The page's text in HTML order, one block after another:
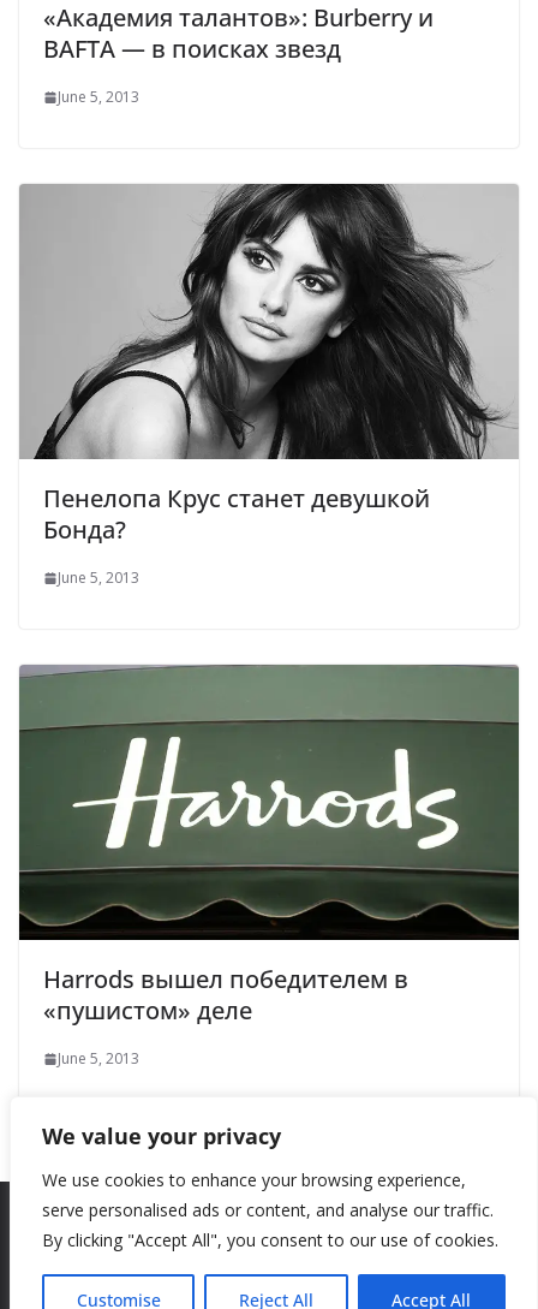
We value your privacy
We use cookies to enhance your browsing experience,
serve personalised ads or content, and analyse our traffic.
By clicking "Accept All", you consent to our use of cookies.
Customise Reject All Accept All
«Академия талантов»: Burberry и
BAFTA — в поисках звезд
June 5, 2013
Пенелопа Крус станет девушкой
Бонда?
June 5, 2013
Harrods вышел победителем в
«пушистом» деле
June 5, 2013
Theme:ColorMag by ThemeGrill. Powered byWordPress